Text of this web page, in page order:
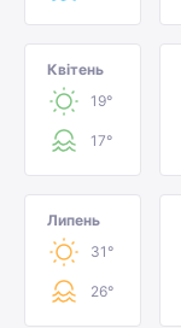
Квітень
19°
17°
Липень
31°
26°